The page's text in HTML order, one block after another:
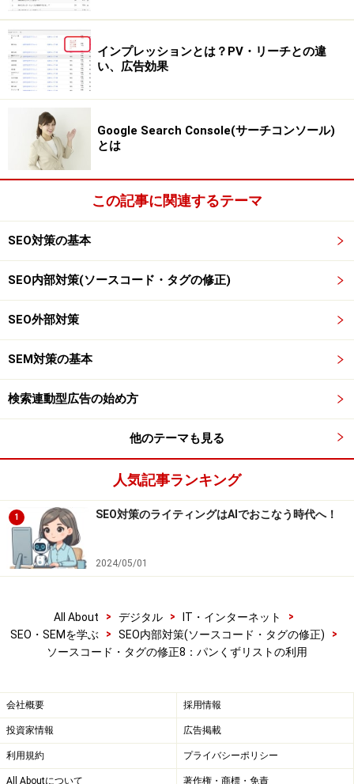
トルを端的に表したものを記述しましょう(※ユーザビリ
ティに配慮し、1行で収めましょう)。
5.リンクは画像ではなくアンカーテキストを使用しま
す。画像ではSEO効果をあまり期待できません。
SEO効果について
※作成上の留意点を踏まえたうえで……
1.検索ロボットに対し、サイト内の階層・リンク構造を
アピールできます(※サイトマップと同様)。尚且つ、巡回
しやすくなります。
2.アンカーテキストによる内部リンク効果で、リンク先
ページの評価を高めることができます。
3.階層の深いページもインデックスされやすくなりま
す。
それでは、次ページにて、実際の作成について解説して
※記事内容は執筆時点のものです。最新の内容をご確認くださ
い。
※OSやアプリ、ソフトのバージョンによっては画面表示、操作方
法が異なる可能性があります。
1 2 次のページへ
インプレッションとは？PV・リーチとの違
い、広告効果
Google Search Console(サーチコンソール)
とは
この記事に関連するテーマ
SEO対策の基本
SEO内部対策(ソースコード・タグの修正)
SEO外部対策
SEM対策の基本
検索連動型広告の始め方
他のテーマも見る
人気記事ランキング
1 SEO対策のライティングはAIでおこなう時代へ！
2024/05/01
All About > デジタル > IT・インターネット
>
SEO・SEMを学ぶ
> SEO内部対策(ソースコード・タグの修正)
>
ソースコード・タグの修正8：パンくずリストの利用
会社概要 採用情報
投資家情報 広告掲載
利用規約 プライバシーポリシー
All Aboutについて 著作権・商標・免責